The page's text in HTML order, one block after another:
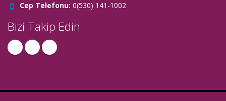
Cep Telefonu: 0(530) 141-1002
Bizi Takip Edin